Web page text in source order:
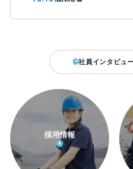
社員インタビュ
採用情報